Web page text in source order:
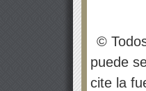
©
puede
cite la